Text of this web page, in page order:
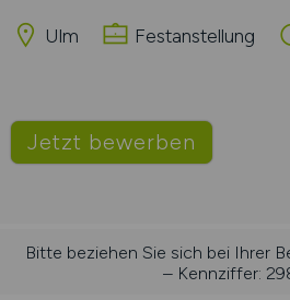
Ulm Festanstellung
Jetzt bewerben
Bitte beziehen Sie sich bei Ihrer
– Kennziffer: